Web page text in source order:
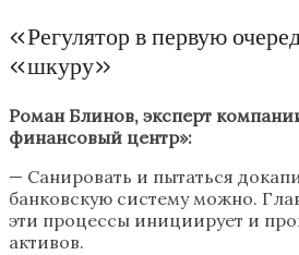
«Регулятор в первую
«шкуру»
Роман Блинов, эксперт
финансовый центр»:
— Санировать и пытаться
банковскую систему можно.
эти процессы инициирует и
активов.